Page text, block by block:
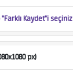
Kaydet"i seçiniz
px)